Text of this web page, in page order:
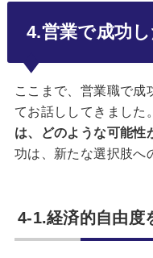
4.営業で成功
ここまで、営業職で成
てお話ししてきました
は、どのような可能性
功は、新たな選択肢へ
4-1.経済的自由度